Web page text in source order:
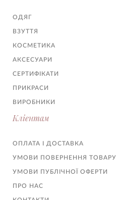
ОДЯГ
ВЗУТТЯ
КОСМЕТИКА
АКСЕСУАРИ
СЕРТИФІКАТИ
ПРИКРАСИ
ВИРОБНИКИ
Клієнтам
ОПЛАТА І ДОСТАВКА
УМОВИ ПОВЕРНЕННЯ ТОВАРУ
УМОВИ ПУБЛІЧНОЇ ОФЕРТИ
ПРО НАС